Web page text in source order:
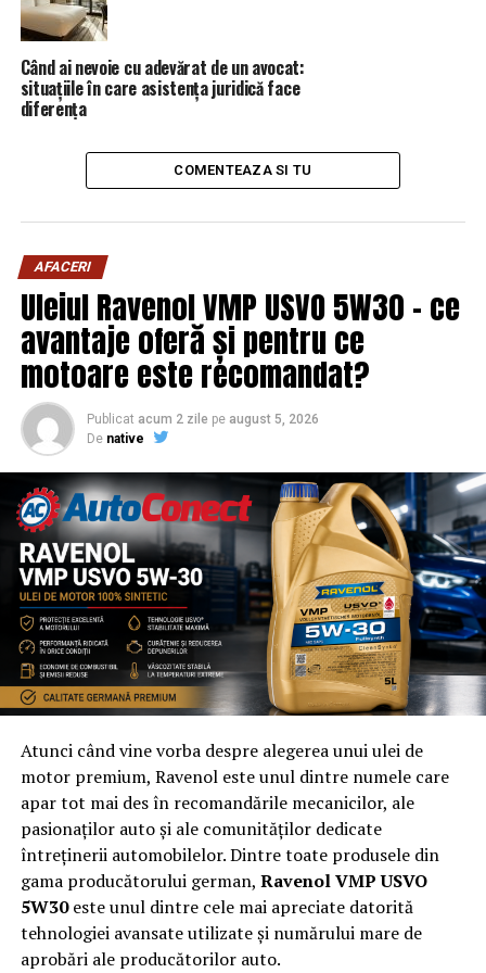
cazuri este mai avatajoasă schimbarea lor, ţinând cont că
în medie acestea costă 65 lei lei/bucată.
ARTICOLE PE ACEIASI TEMA: PRIMA
Anunțul făcut de TĂRICEANU: „Scrisoarea e făcută!” |
Care a fost cea mai scumpă comandă | Capitala24
Când ai nevoie cu adevărat de un avocat:
situațiile în care asistența juridică face
diferența
COMENTEAZA SI TU
AFACERI
Uleiul Ravenol VMP USVO 5W30 – ce
avantaje oferă și pentru ce
motoare este recomandat?
Publicat acum 2 zile pe august 5, 2026
De native
Atunci când vine vorba despre alegerea unui ulei de
motor premium, Ravenol este unul dintre numele care
apar tot mai des în recomandările mecanicilor, ale
pasionaților auto și ale comunităților dedicate
întreținerii automobilelor. Dintre toate produsele din
gama producătorului german, Ravenol VMP USVO
5W30este unul dintre cele mai apreciate datorită
tehnologiei avansate utilizate și numărului mare de
aprobări ale producătorilor auto.